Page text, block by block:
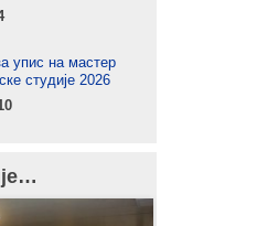
упис на мастер
студије 2026